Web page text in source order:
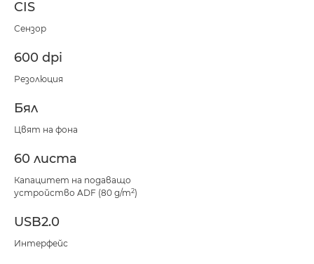
CIS
Сензор
600 dpi
Резолюция
Бял
Цвят на фона
60 листа
Капацитет на подаващо
устройство ADF (80 g/m2)
USB2.0
Интерфейс